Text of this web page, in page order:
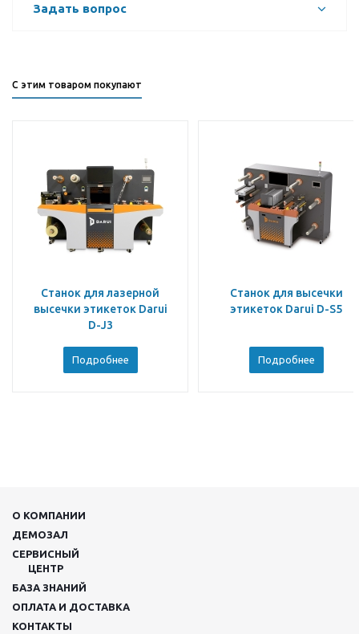
Задать вопрос
С этим товаром покупают
Станок для лазерной
высечки этикеток Darui
D-J3
Подробнее
Станок для высечки
этикеток Darui D-S5
Подробнее
О КОМПАНИИ
ДЕМОЗАЛ
СЕРВИСНЫЙ
ЦЕНТР
БАЗА ЗНАНИЙ
ОПЛАТА И ДОСТАВКА
КОНТАКТЫ